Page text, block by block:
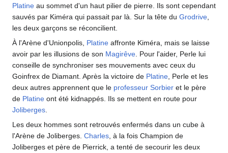
Platine au sommet d'un haut pilier de pierre. Ils sont cependant
sauvés par Kiméra qui passait par là. Sur la tête du Grodrive
les deux garçons se réconcilient.
À l'Arène d'Unionpolis, Platine affronte Kiméra, mais se laisse
avoir par les illusions de son Magirêve . Pour l'aider, Perle lui
conseille de synchroniser ses mouvements avec ceux du
Goinfrex de Diamant. Après la victoire de Platine , Perle et les
deux autres apprennent que le professeur Sorbier et le père
de Platine ont été kidnappés. Ils se mettent en route pour
Joliberges
Les deux hommes sont retrouvés enfermés dans un cube à
l'Arène de Joliberges. Charles , à la fois Champion de
Joliberges et père de Pierrick, a tenté de secourir les deux